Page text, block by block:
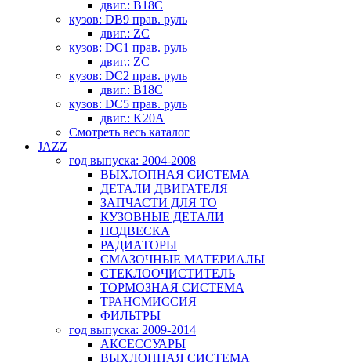
двиг.: B18C
кузов: DB9 прав. руль
двиг.: ZC
кузов: DC1 прав. руль
двиг.: ZC
кузов: DC2 прав. руль
двиг.: B18C
кузов: DC5 прав. руль
двиг.: K20A
Смотреть весь каталог
JAZZ
год выпуска: 2004-2008
ВЫХЛОПНАЯ СИСТЕМА
ДЕТАЛИ ДВИГАТЕЛЯ
ЗАПЧАСТИ ДЛЯ ТО
КУЗОВНЫЕ ДЕТАЛИ
ПОДВЕСКА
РАДИАТОРЫ
СМАЗОЧНЫЕ МАТЕРИАЛЫ
СТЕКЛООЧИСТИТЕЛЬ
ТОРМОЗНАЯ СИСТЕМА
ТРАНСМИССИЯ
ФИЛЬТРЫ
год выпуска: 2009-2014
АКСЕССУАРЫ
ВЫХЛОПНАЯ СИСТЕМА